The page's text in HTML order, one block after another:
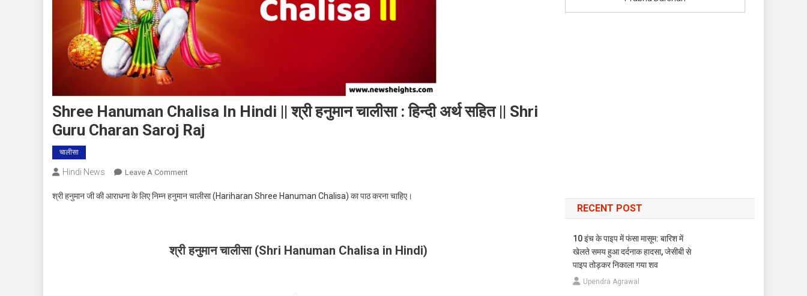
Shree Hanuman Chalisa In Hindi || श्री हनुमान चालीसा : हिन्दी अर्थ सहित || Shri
Guru Charan Saroj Raj
चालीसा
Hindi News Leave A CommentOn
Hanuman
||
श्री हनुमान जी की आराधना के लिए निम्न हनुमान चालीसा(Hariharan Shree Hanuman Chalisa) का पाठ करना चाहिए।
श्री हनुमान चालीसा (Shri Hanuman Chalisa in Hindi)
RECENT POST
10 इंच के पाइप में फंसा मासूम: बारिश में
खेलते समय हुआ दर्दनाक हादसा, जेसीबी से
पाइप तोड़कर निकाला गया शव
Upendra Agrawal